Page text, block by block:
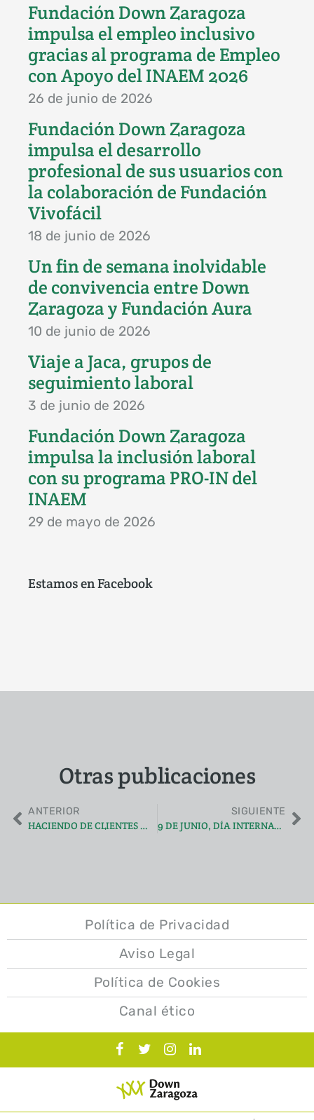
Fundación Down Zaragoza
impulsa el empleo inclusivo
gracias al programa de Empleo
con Apoyo del INAEM 2026
26 de junio de 2026
Fundación Down Zaragoza
impulsa el desarrollo
profesional de sus usuarios con
la colaboración de Fundación
Vivofácil
18 de junio de 2026
Un fin de semana inolvidable
de convivencia entre Down
Zaragoza y Fundación Aura
10 de junio de 2026
Viaje a Jaca, grupos de
seguimiento laboral
3 de junio de 2026
Fundación Down Zaragoza
impulsa la inclusión laboral
con su programa PRO-IN del
INAEM
29 de mayo de 2026
Estamos en Facebook
Otras publicaciones
ANTERIOR
HACIENDO DE CLIENTES MISTERIOSOS POR EL BARRIO
SIGUIENTE
9 DE JUNIO, DÍA INTERNACIONAL DE LOS ARCHIVOS
Política de Privacidad
Aviso Legal
Política de Cookies
Canal ético